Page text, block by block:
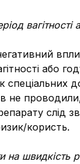
вагітності
або
не
слід
користь.
на швидкість